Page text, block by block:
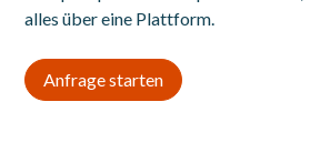
alles über eine Plattform.
Anfrage starten